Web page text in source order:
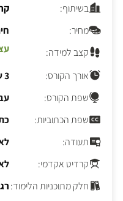
בשיתוף:
מחיר:
קצב למידה:
אורך הקורס:
3 שעות
שפת הקורס:
שפת הכתוביות:
תעודה:
קרדיט אקדמי:
חלק מתוכניות הלימוד: